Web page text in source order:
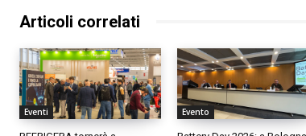
Articoli correlati
Eventi Evento